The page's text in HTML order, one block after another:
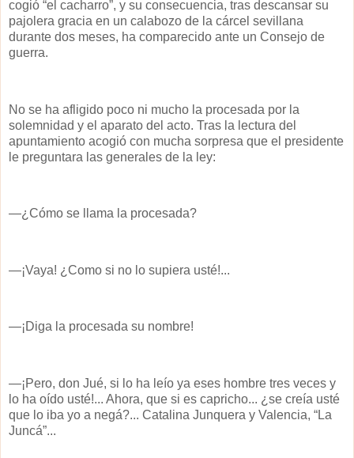
cogió “el cacharro”, y su consecuencia, tras descansar su
pajolera gracia en un calabozo de la cárcel sevillana
durante dos meses, ha comparecido ante un Consejo de
guerra.
No se ha afligido poco ni mucho la procesada por la
solemnidad y el aparato del acto. Tras la lectura del
apuntamiento acogió con mucha sorpresa que el presidente
le preguntara las generales de la ley:
—¿Cómo se llama la procesada?
—¡Vaya! ¿Como si no lo supiera usté!...
—¡Diga la procesada su nombre!
—¡Pero, don Jué, si lo ha leío ya eses hombre tres veces y
lo ha oído usté!... Ahora, que si es capricho... ¿se creía usté
que lo iba yo a negá?... Catalina Junquera y Valencia, “La
Juncá”...